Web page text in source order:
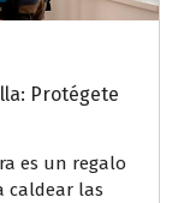
Protégete
es un regalo
caldear las